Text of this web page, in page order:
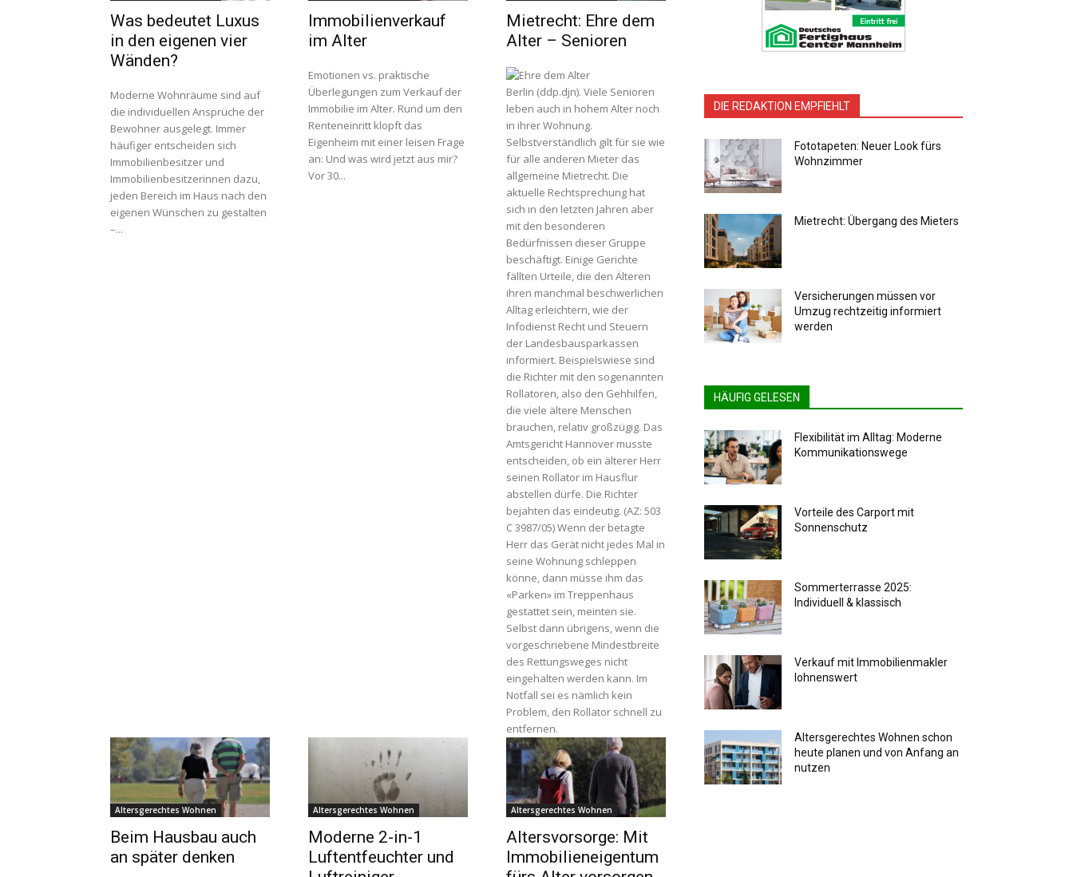
Was bedeutet Luxus
in den eigenen vier
Wänden?
Moderne Wohnräume sind auf
die individuellen Ansprüche der
Bewohner ausgelegt. Immer
häufiger entscheiden sich
Immobilienbesitzer und
Immobilienbesitzerinnen dazu,
jeden Bereich im Haus nach den
eigenen Wünschen zu gestalten
–...
Immobilienverkauf
im Alter
Emotionen vs. praktische
Überlegungen zum Verkauf der
Immobilie im Alter. Rund um den
Renteneinritt klopft das
Eigenheim mit einer leisen Frage
an: Und was wird jetzt aus mir?
Vor 30...
Mietrecht: Ehre dem
Alter – Senioren
Berlin (ddp.djn). Viele Senioren
leben auch in hohem Alter noch
in ihrer Wohnung.
Selbstverständlich gilt für sie wie
für alle anderen Mieter das
allgemeine Mietrecht. Die
aktuelle Rechtsprechung hat
sich in den letzten Jahren aber
mit den besonderen
Bedürfnissen dieser Gruppe
beschäftigt. Einige Gerichte
fällten Urteile, die den Älteren
ihren manchmal beschwerlichen
Alltag erleichtern, wie der
Infodienst Recht und Steuern
der Landesbausparkassen
informiert. Beispielswiese sind
die Richter mit den sogenannten
Rollatoren, also den Gehhilfen,
die viele ältere Menschen
brauchen, relativ großzügig. Das
Amtsgericht Hannover musste
entscheiden, ob ein älterer Herr
seinen Rollator im Hausflur
abstellen dürfe. Die Richter
bejahten das eindeutig. (AZ: 503
C 3987/05) Wenn der betagte
Herr das Gerät nicht jedes Mal in
seine Wohnung schleppen
könne, dann müsse ihm das
«Parken» im Treppenhaus
gestattet sein, meinten sie.
Selbst dann übrigens, wenn die
vorgeschriebene Mindestbreite
des Rettungsweges nicht
eingehalten werden kann. Im
Notfall sei es nämlich kein
Problem, den Rollator schnell zu
entfernen.
Altersgerechtes Wohnen
Beim Hausbau auch
an später denken
Altersgerechtes Wohnen
Moderne 2-in-1
Luftentfeuchter und
Altersgerechtes Wohnen
Altersvorsorge: Mit
Immobilieneigentum
DIE REDAKTION EMPFIEHLT
Fototapeten: Neuer Look fürs
Wohnzimmer
Mietrecht: Übergang des Mieters
Versicherungen müssen vor
Umzug rechtzeitig informiert
werden
HÄUFIG GELESEN
Flexibilität im Alltag: Moderne
Kommunikationswege
Vorteile des Carport mit
Sonnenschutz
Sommerterrasse 2025:
Individuell & klassisch
Verkauf mit Immobilienmakler
lohnenswert
Altersgerechtes Wohnen schon
heute planen und von Anfang an
nutzen